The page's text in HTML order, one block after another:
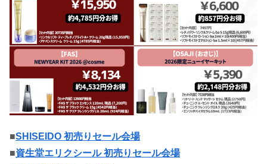
■SHISEIDO 初売りセール会場
■資生堂エリクシール 初売りセール会場